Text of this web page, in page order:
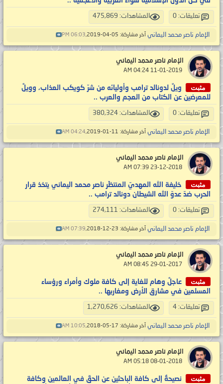
تعليقات: 0 المشاهدات: 475,869
الإمام ناصر محمد اليماني آخر مشاركة: 05-04-2019, 06:03 PM
الإمام ناصر محمد اليماني
مثبت
ويلٌ لدونالد ترامب وأوليائه من شرّ كويكب العذاب، وويلٌ
للمعرضين عن الكتاب من العجم والعرب ..
تعليقات: 0 المشاهدات: 380,324
الإمام ناصر محمد اليماني آخر مشاركة: 11-01-2019, 04:24 AM
الإمام ناصر محمد اليماني
مثبت
خليفة الله المهديّ المنتظَر ناصر محمد اليماني يتخذ قرار
الحرب ضدّ عدوّ الله الشيطان دونالد ترامب ..
تعليقات: 0 المشاهدات: 274,111
الإمام ناصر محمد اليماني آخر مشاركة: 23-12-2018, 07:39 AM
الإمام ناصر محمد اليماني
مثبت
عاجلٌ وهام للغاية إلى كافة ملوك وأمراء ورؤساء
المسلمين في مشارق الأرض ومغاربها ..
تعليقات: 4 المشاهدات: 1,270,626
الإمام ناصر محمد اليماني آخر مشاركة: 17-05-2018, 10:05 AM
الإمام ناصر محمد اليماني
مثبت
نصيحةٌ إلى كافة الباحثين عن الحقّ في العالمين وكافة